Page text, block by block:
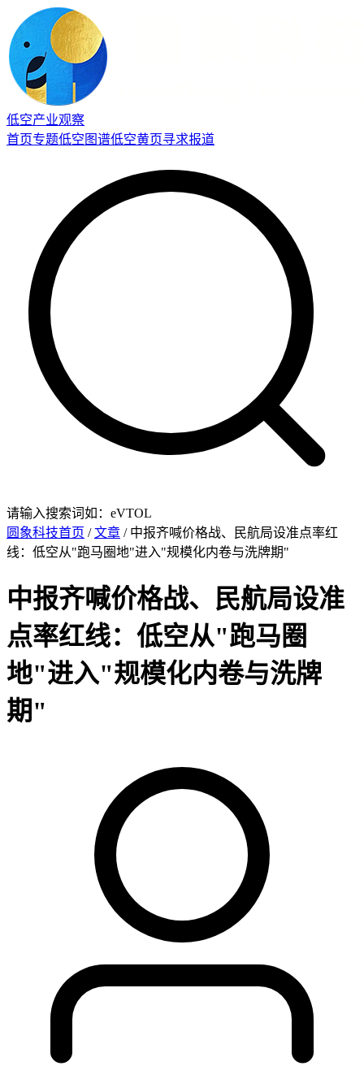
低空产业观察
首页专题低空图谱低空黄页寻求报道
请输入搜索词如：eVTOL
圆象科技首页 /文章 / 中报齐喊价格战、民航局设准点率红
线：低空从"跑马圈地"进入"规模化内卷与洗牌期"
中报齐喊价格战、民航局设准
点率红线：低空从"跑马圈
地"进入"规模化内卷与洗牌
期"